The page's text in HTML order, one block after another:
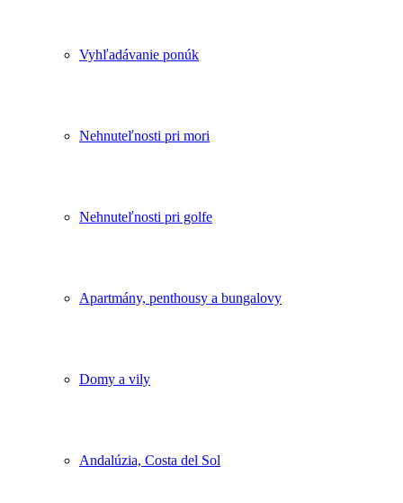
Vyhľadávanie ponúk
Nehnuteľnosti pri mori
Nehnuteľnosti pri golfe
Apartmány, penthousy a bungalovy
Domy a vily
Andalúzia, Costa del Sol